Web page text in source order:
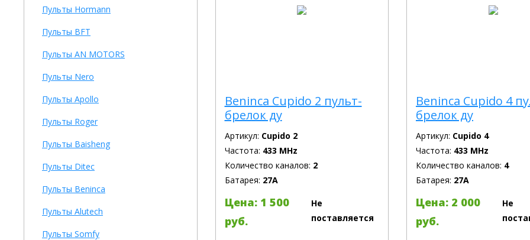
Пульты Hormann
Пульты BFT
Пульты AN MOTORS
Пульты Nero
Пульты Apollo
Пульты Roger
Пульты Baisheng
Пульты Ditec
Пульты Beninca
Пульты Alutech
Пульты Somfy
Beninca Cupido 2 пульт-
брелок ду
Артикул: Cupido 2
Частота: 433 MHz
Количество каналов: 2
Батарея: 27А
Цена: 1 500
руб.
Не
поставляется
Beninca Cupido 4
брелок ду
Артикул: Cupido 4
Частота: 433 MHz
Количество каналов: 4
Батарея: 27А
Цена: 2 000
руб.
Не